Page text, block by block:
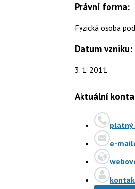
Právní forma:
Fyzická osoba
Datum vzniku:
3. 1. 2011
Aktuální
e-